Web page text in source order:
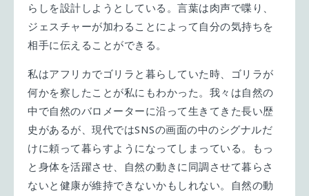
らしを設計しようとしている。言葉は肉声で喋り、
ジェスチャーが加わることによって自分の気持ちを
相手に伝えることができる。
私はアフリカでゴリラと暮らしていた時、ゴリラが
何かを察したことが私にもわかった。我々は自然の
中で自然のバロメーターに沿って生きてきた長い歴
史があるが、現代ではSNSの画面の中のシグナルだ
けに頼って暮らすようになってしまっている。もっ
と身体を活躍させ、自然の動きに同調させて暮らさ
ないと健康が維持できないかもしれない。自然の動